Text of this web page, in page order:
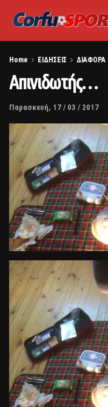
Home ΕΙΔΗΣΕΙΣ ΔΙΑΦΟΡΑ
Απινιδωτής…
Παρασκευή, 17 / 03 / 2017